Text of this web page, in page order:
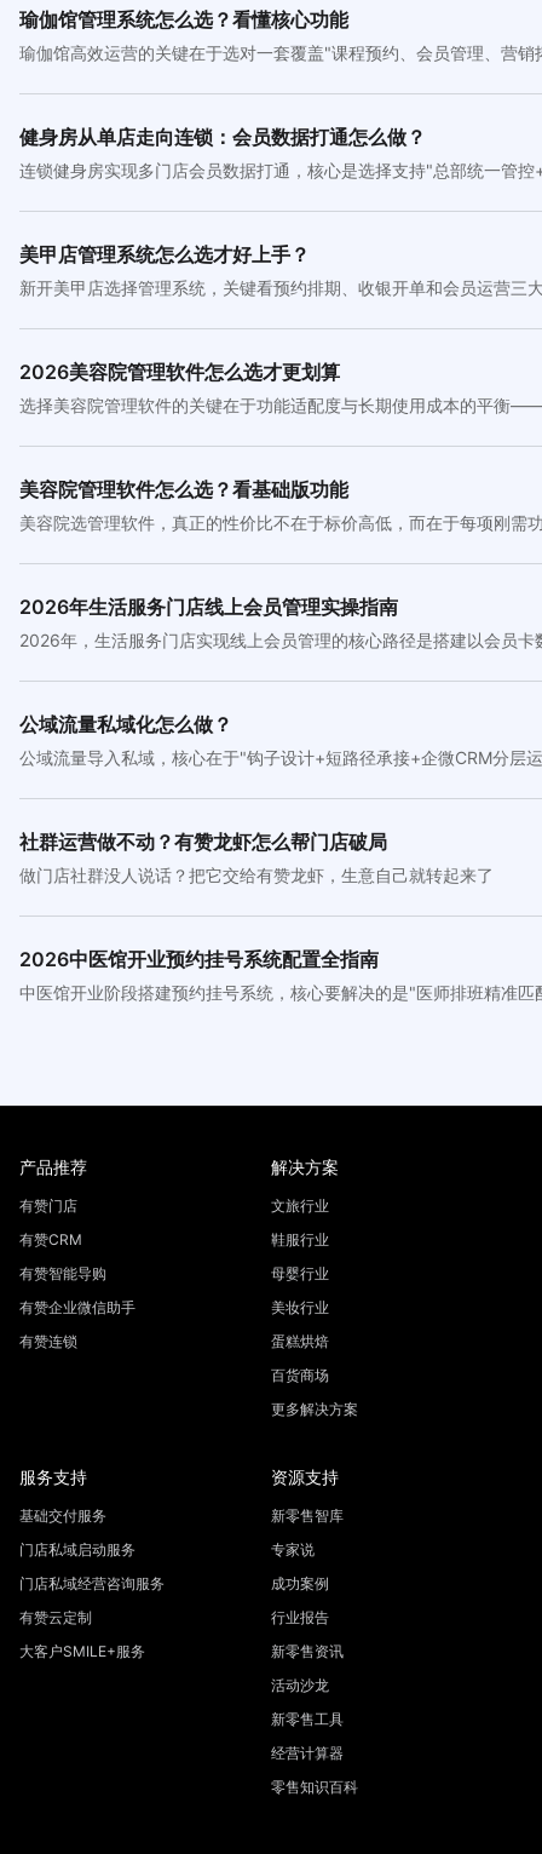
瑜伽馆管理系统怎么选？看懂核心功能
瑜伽馆高效运营的关键在于选对一套覆盖"课程预约、会员管理、营
健身房从单店走向连锁：会员数据打通怎么做？
连锁健身房实现多门店会员数据打通，核心是选择支持"总部统一管
美甲店管理系统怎么选才好上手？
新开美甲店选择管理系统，关键看预约排期、收银开单和会员运营
2026美容院管理软件怎么选才更划算
选择美容院管理软件的关键在于功能适配度与长期使用成本的平衡
美容院管理软件怎么选？看基础版功能
美容院选管理软件，真正的性价比不在于标价高低，而在于每项刚
2026年生活服务门店线上会员管理实操指南
2026年，生活服务门店实现线上会员管理的核心路径是搭建以会员
公域流量私域化怎么做？
公域流量导入私域，核心在于"钩子设计+短路径承接+企微CRM分层
社群运营做不动？有赞龙虾怎么帮门店破局
做门店社群没人说话？把它交给有赞龙虾，生意自己就转起来了
2026中医馆开业预约挂号系统配置全指南
中医馆开业阶段搭建预约挂号系统，核心要解决的是"医师排班精准
产品推荐
有赞门店
有赞CRM
有赞智能导购
有赞企业微信助手
有赞连锁
解决方案
文旅行业
鞋服行业
母婴行业
美妆行业
蛋糕烘焙
百货商场
更多解决方案
服务支持
基础交付服务
门店私域启动服务
门店私域经营咨询服务
有赞云定制
大客户SMILE+服务
资源支持
新零售智库
专家说
成功案例
行业报告
新零售资讯
活动沙龙
新零售工具
经营计算器
零售知识百科